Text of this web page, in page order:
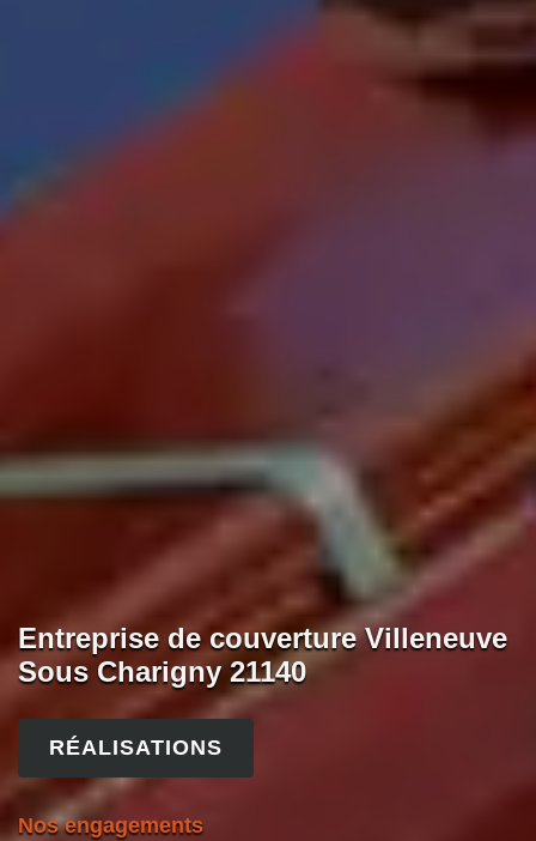
Entreprise de couverture Villeneuve
Sous Charigny 21140
RÉALISATIONS
Nos engagements